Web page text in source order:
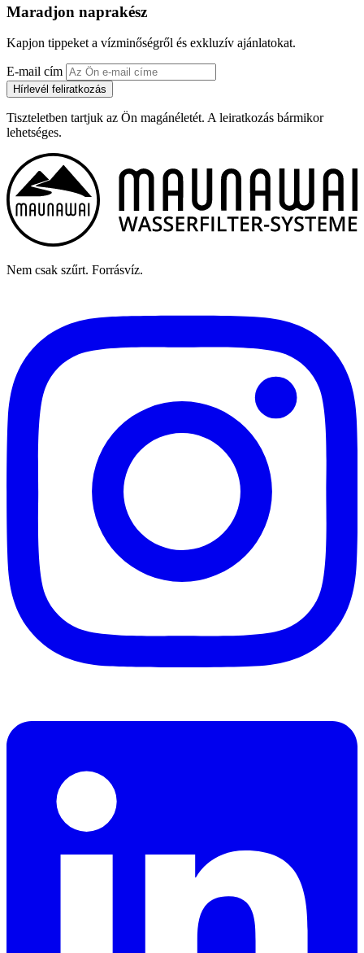
Maradjon naprakész
Kapjon tippeket a vízminőségről és exkluzív ajánlatokat.
E-mail cím
Hírlevél feliratkozás
Tiszteletben tartjuk az Ön magánéletét. A leiratkozás bármikor
lehetséges.
Nem csak szűrt. Forrásvíz.